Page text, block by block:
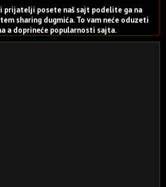
prijatelji posete naš sajt podelite ga na
sharing dugmića. To vam neće oduzeti
a doprineće popularnosti sajta.